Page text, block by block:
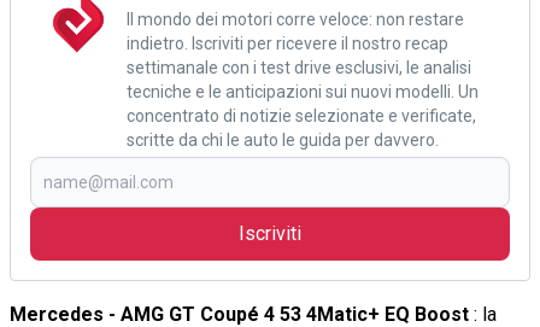
Il mondo dei motori corre veloce: non restare
indietro. Iscriviti per ricevere il nostro recap
settimanale con i test drive esclusivi, le analisi
tecniche e le anticipazioni sui nuovi modelli. Un
concentrato di notizie selezionate e verificate,
scritte da chi le auto le guida per davvero.
Iscriviti
Mercedes - AMG GT Coupé 4 53 4Matic+ EQ Boost : la